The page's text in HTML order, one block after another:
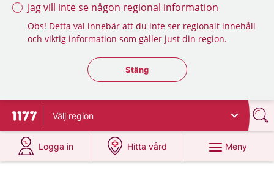
Jag vill inte se någon regional information
Obs! Detta val innebär att du inte ser regionalt innehåll
och viktig information som gäller just din region.
Stäng regionsväljaren
Stäng
Till startsidan för 1177
Välj region
Logga in
på 1177.se
Hitta vård
på 1177.se
Meny